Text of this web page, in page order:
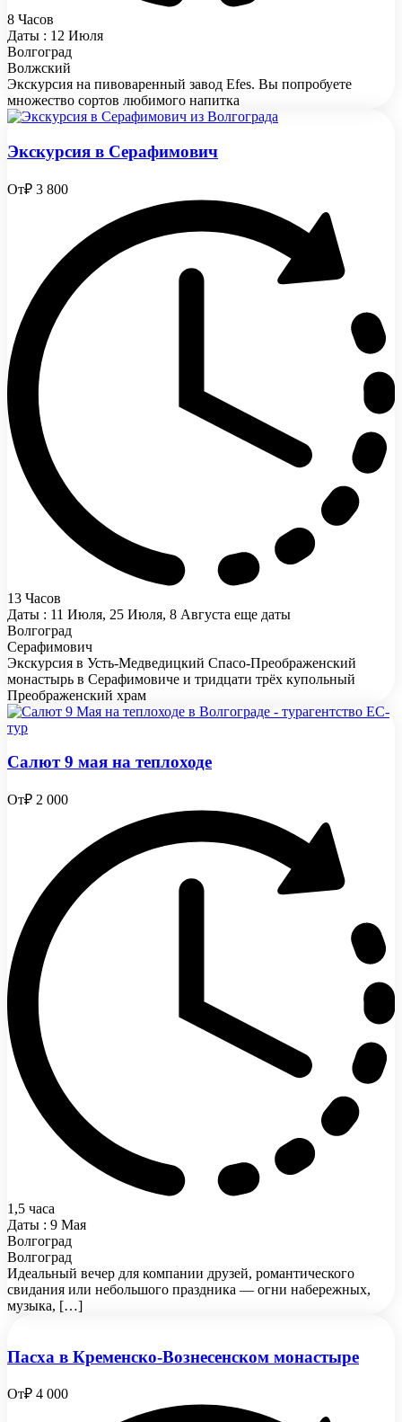
8 Часов
Даты : 12 Июля
Волгоград
Волжский
Экскурсия на пивоваренный завод Efes. Вы попробуете
множество сортов любимого напитка
Экскурсия в Серафимович
От₽ 3 800
13 Часов
Даты : 11 Июля, 25 Июля, 8 Августа еще даты
Волгоград
Серафимович
Экскурсия в Усть-Медведицкий Спасо-Преображенский
монастырь в Серафимовиче и тридцати трёх купольный
Преображенский храм
Салют 9 мая на теплоходе
От₽ 2 000
1,5 часа
Даты : 9 Мая
Волгоград
Волгоград
Идеальный вечер для компании друзей, романтического
свидания или небольшого праздника — огни набережных,
музыка, […]
Пасха в Кременско-Вознесенском монастыре
От₽ 4 000